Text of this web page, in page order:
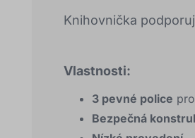
Knihovnička
Vlastnosti:
3 pevné police
Bezpečná